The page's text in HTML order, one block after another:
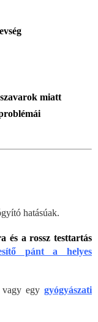
miatt
hatásúak.
és a rossz testtartás
pánt a helyes
vagy egygyógyászati